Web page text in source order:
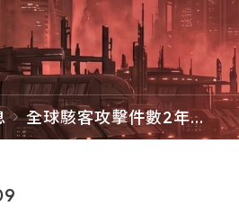
服務。
安全和
超過
優化儲
力。
Menlo
郵件的
護，
e-
全球駭客攻擊件數2年內
大增7成！當AI代理人化